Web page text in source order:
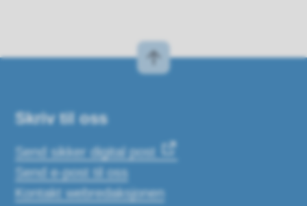
Skriv til oss
Send sikker digital post
Send e-post til oss
Kontakt webredaksjonen